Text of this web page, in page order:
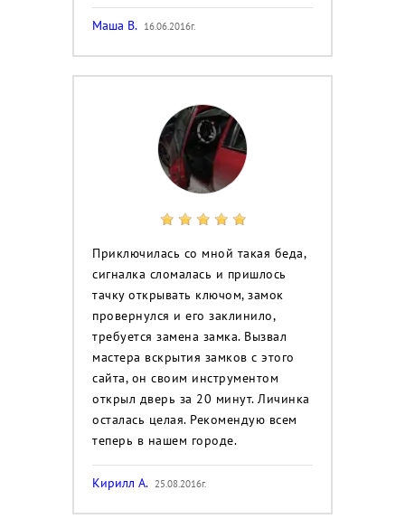
Маша В. 16.06.2016г.
Приключилась со мной такая беда,
сигналка сломалась и пришлось
тачку открывать ключом, замок
провернулся и его заклинило,
требуется замена замка. Вызвал
мастера вскрытия замков с этого
сайта, он своим инструментом
открыл дверь за 20 минут. Личинка
осталась целая. Рекомендую всем
теперь в нашем городе.
Кирилл А. 25.08.2016г.